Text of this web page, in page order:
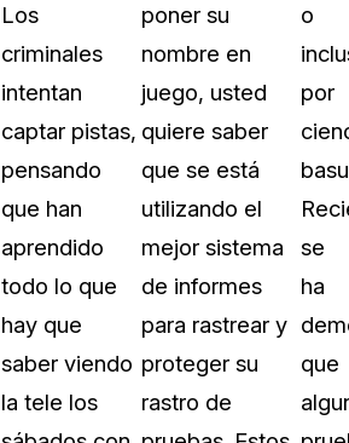
Los
criminales
intentan
captar pistas,
pensando
que han
aprendido
todo lo que
hay que
saber viendo
la tele los
poner su
nombre en
juego, usted
quiere saber
que se está
utilizando el
mejor sistema
de informes
para rastrear y
proteger su
rastro de
o
por
se
ha
que